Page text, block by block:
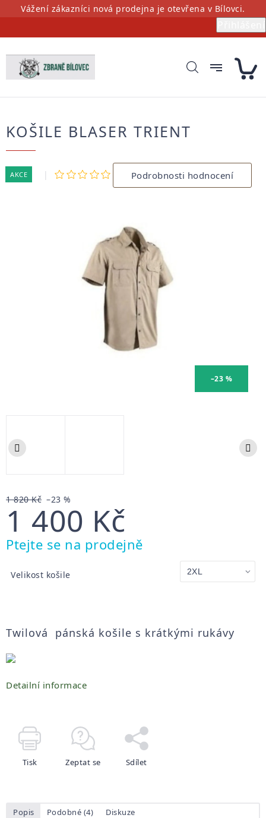
PřejítVážení zákazníci nová prodejna je otevřena v Bílovci.
KOŠILE BLASER TRIENT
AKCE
Průměrné
hodnocení
produktu
hvězdiček.
Podrobnosti hodnocení
–23 %
1 820 Kč –23 %
1 400 Kč
Měrná
cena:
Ptejte se na prodejně
Velikost košile
Twilová pánská košile s krátkými rukávy
Detailní informace
Tisk Zeptat se Sdílet
Popis Podobné (4) Diskuze